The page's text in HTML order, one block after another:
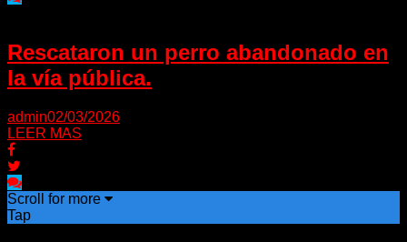
Rescataron un perro abandonado en
la vía pública.
admin02/03/2026
LEER MAS
Scroll for more
Tap